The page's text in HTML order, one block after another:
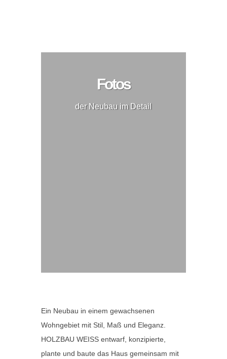
Fotos
der Neubau im Detail
Ein Neubau in einem gewachsenen
Wohngebiet mit Stil, Maß und Eleganz.
HOLZBAU WEISS entwarf, konzipierte,
plante und baute das Haus gemeinsam mit